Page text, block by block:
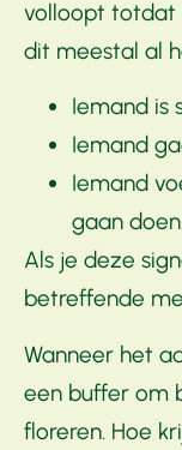
volloopt totdat
dit meestal al
Iemand is
Iemand
Iemand
gaan
Als je deze
betreffende
Wanneer het
een buffer om
floreren. Hoe